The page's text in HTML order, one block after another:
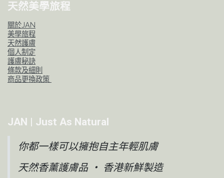
天然美學旅程
關於JAN
美學旅程
天然護膚
個人制定
護膚秘訣
條款及細則
商品更換政策
JAN | Just As Natural
你都一樣可以擁抱自主年輕肌膚
天然香薰護膚品 ‧ 香港新鮮製造